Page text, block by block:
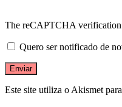
The reCAPTCHA verification
Quero ser notificado de
Este site utiliza o Akismet